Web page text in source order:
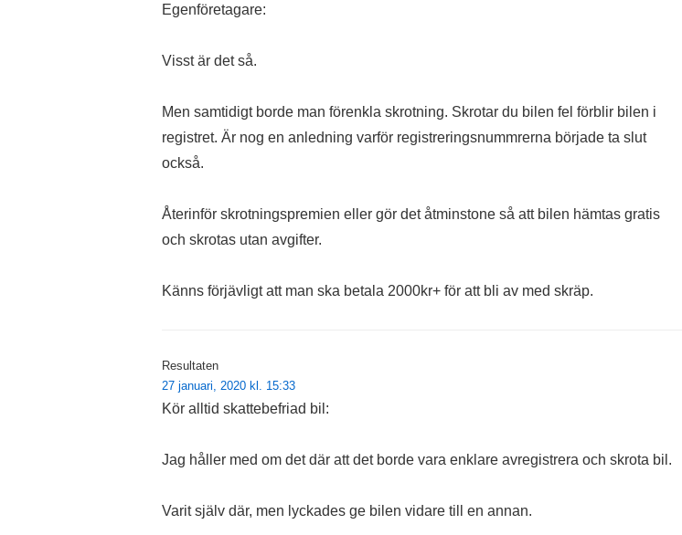
Egenföretagare:
Visst är det så.
Men samtidigt borde man förenkla skrotning. Skrotar du bilen fel förblir bilen i
registret. Är nog en anledning varför registreringsnummrerna började ta slut
också.
Återinför skrotningspremien eller gör det åtminstone så att bilen hämtas gratis
och skrotas utan avgifter.
Känns förjävligt att man ska betala 2000kr+ för att bli av med skräp.
Resultaten
27 januari, 2020 kl. 15:33
Kör alltid skattebefriad bil:
Jag håller med om det där att det borde vara enklare avregistrera och skrota bil.
Varit själv där, men lyckades ge bilen vidare till en annan.